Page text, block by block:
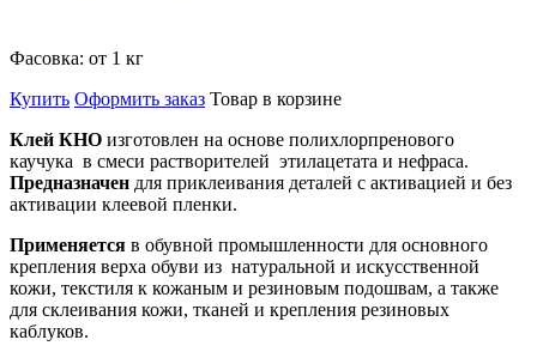
Фасовка: от 1 кг
Купить Оформить заказ Товар в корзине
Клей КНО изготовлен на основе полихлорпренового
каучука в смеси растворителей этилацетата и нефраса.
Предназначен для приклеивания деталей с активацией и без
активации клеевой пленки.
Применяется в обувной промышленности для основного
крепления верха обуви из натуральной и искусственной
кожи, текстиля к кожаным и резиновым подошвам, а также
для склеивания кожи, тканей и крепления резиновых
каблуков.